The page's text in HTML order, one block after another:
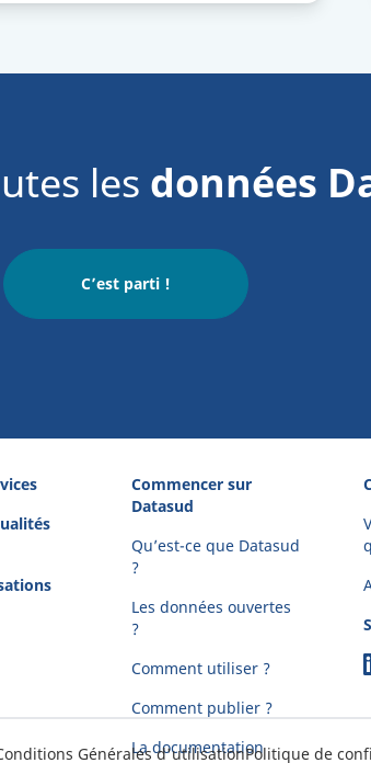
les données
C’est parti !
Commencer sur
Datasud
Qu’est-ce que Datasud
?
Les données ouvertes
?
Comment utiliser ?
Comment publier ?
La documentation
Générales d'utilisationPolitique de